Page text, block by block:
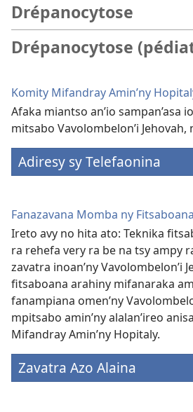
Drépanocytose
Drépanocytose
Komity Mifandray Amin’ny
Afaka miantso an’io sampan’asa
mitsabo Vavolombelon’i
Adiresy sy Telefaonina
Fanazavana Momba ny Fitsaboana
Ireto avy no hita ato: Teknika
ra rehefa very ra be na tsy ampy
zavatra inoan’ny Vavolombelon’i
fitsaboana arahiny mifanaraka
fanampiana omen’ny
mpitsabo amin’ny alalan’ireo
Mifandray Amin’ny Hopitaly.
Zavatra Azo Alaina